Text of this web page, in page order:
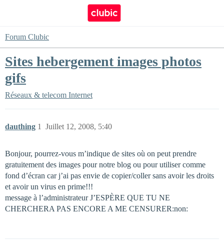
Forum Clubic
Sites hebergement images photos
gifs
Réseaux & telecom Internet
dauthing Juillet 12, 2008, 5:40
1
Bonjour, pourrez-vous m’indique de sites où on peut prendre
gratuitement des images pour notre blog ou pour utiliser comme
fond d’écran car j’ai pas envie de copier/coller sans avoir les droits
et avoir un virus en prime!!!
message à l’administrateur J’ESPÈRE QUE TU NE
CHERCHERA PAS ENCORE A ME CENSURER:non: